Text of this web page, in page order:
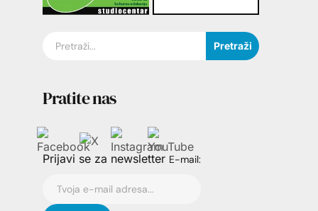
Pretraži
Pratite nas
Prijavi se za newsletter E-mail: